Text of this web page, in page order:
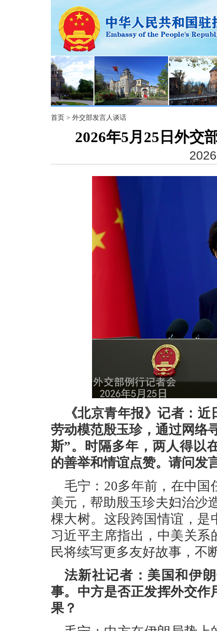
首页 > 外交部发言人谈话
2026年5月25日外交
《北京青年报》记者：
劳动模范殷玉珍，通过网络
斯”。时隔多年，两人得以
的善举和情谊点赞。请问发
毛宁：20多年前，在中国
美元，帮助殷玉珍夫妇治沙
棵大树。这段跨国情谊，
习近平主席指出，中美关
民将续写更多友好故事，不
法新社记者：美国和伊
事。中方是否正发挥外交
果？